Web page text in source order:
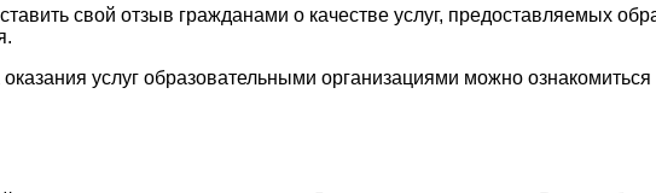
свой отзыв гражданами о качестве услуг, предоставляемых
услуг образовательными организациями можно